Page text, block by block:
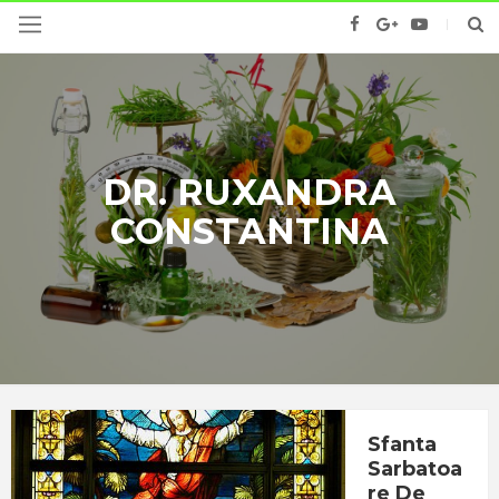
DR. RUXANDRA
CONSTANTINA
Sfanta
Sarbatoa
Re De